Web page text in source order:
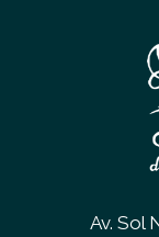
Av. Sol